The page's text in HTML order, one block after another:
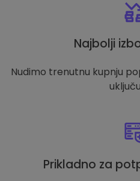
Najbolji
Nudimo trenutnu kupnju
Prikladno za